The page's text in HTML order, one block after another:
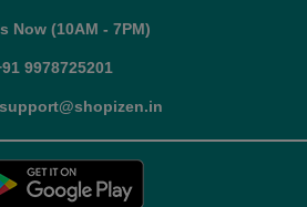
Now (10AM - 7PM)
9978725201